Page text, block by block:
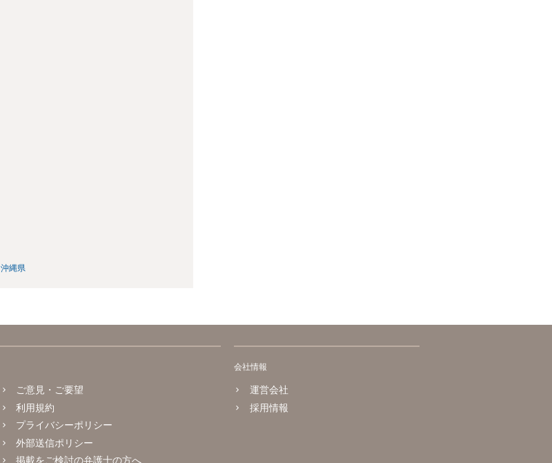
沖縄県
ご意見・ご要望
利用規約
プライバシーポリシー
外部送信ポリシー
掲載をご検討の弁護士の方へ
会社情報
運営会社
採用情報